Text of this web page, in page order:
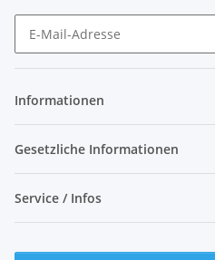
Informationen
Gesetzliche Informationen
Service / Infos